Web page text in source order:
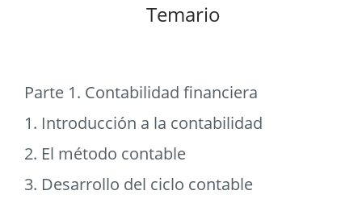
Temario
Parte 1. Contabilidad financiera
1. Introducción a la contabilidad
2. El método contable
3. Desarrollo del ciclo contable